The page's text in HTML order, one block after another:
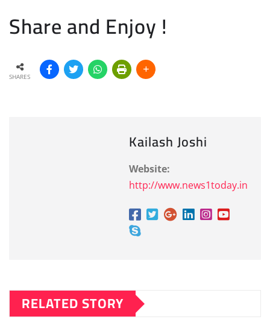
Share and Enjoy !
SHARES
Kailash Joshi
Website:
http://www.news1today.in
RELATED STORY